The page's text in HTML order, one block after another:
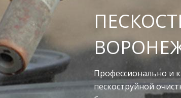
Профессионально и
пескоструйной